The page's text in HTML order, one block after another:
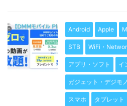
Android Apple
STB WiFi・
アプリ・ソフト イ
ガジェット・デジモノ
スマホ タブレット